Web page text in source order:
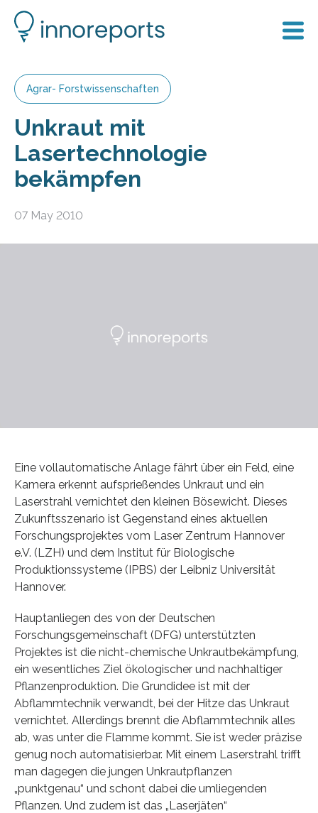
Agrar- Forstwissenschaften
Unkraut mit
Lasertechnologie
bekämpfen
07 May 2010
Eine vollautomatische Anlage fährt über ein Feld, eine
Kamera erkennt aufsprießendes Unkraut und ein
Laserstrahl vernichtet den kleinen Bösewicht. Dieses
Zukunftsszenario ist Gegenstand eines aktuellen
Forschungsprojektes vom Laser Zentrum Hannover
e.V. (LZH) und dem Institut für Biologische
Produktionssysteme (IPBS) der Leibniz Universität
Hannover.
Hauptanliegen des von der Deutschen
Forschungsgemeinschaft (DFG) unterstützten
Projektes ist die nicht-chemische Unkrautbekämpfung,
ein wesentliches Ziel ökologischer und nachhaltiger
Pflanzenproduktion. Die Grundidee ist mit der
Abflammtechnik verwandt, bei der Hitze das Unkraut
vernichtet. Allerdings brennt die Abflammtechnik alles
ab, was unter die Flamme kommt. Sie ist weder präzise
genug noch automatisierbar. Mit einem Laserstrahl trifft
man dagegen die jungen Unkrautpflanzen
„punktgenau“ und schont dabei die umliegenden
Pflanzen. Und zudem ist das „Laserjäten“